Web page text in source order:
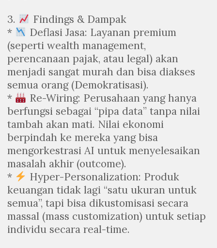
3.
Findings & Dampak
*
Deflasi Jasa: Layanan premium
(seperti wealth management,
perencanaan pajak, atau legal) akan
menjadi sangat murah dan bisa diakses
semua orang (Demokratisasi).
*
Re-Wiring: Perusahaan yang hanya
berfungsi sebagai “pipa data” tanpa nilai
tambah akan mati. Nilai ekonomi
berpindah ke mereka yang bisa
mengorkestrasi AI untuk menyelesaikan
masalah akhir (outcome).
*
Hyper-Personalization: Produk
keuangan tidak lagi “satu ukuran untuk
semua”, tapi bisa dikustomisasi secara
massal (mass customization) untuk setiap
individu secara real-time.